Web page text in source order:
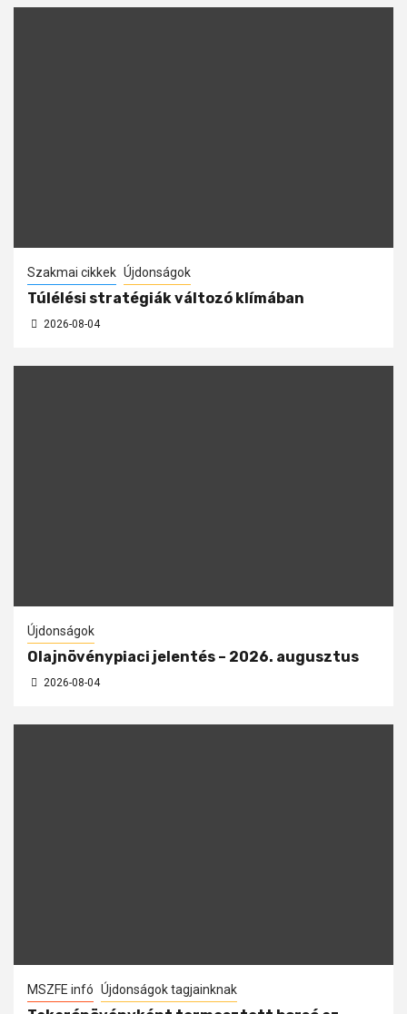
Szakmai cikkek Újdonságok
Túlélési stratégiák változó klímában
2026-08-04
Újdonságok
Olajnövénypiaci jelentés – 2026. augusztus
2026-08-04
MSZFE infó Újdonságok tagjainknak